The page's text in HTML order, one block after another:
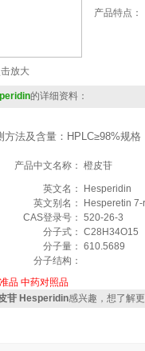
放大
产品特点：
的详细资料：
法及含量：HPLC≥98%规
产品中文名称： 橙皮苷
英文名：
Hesperidin
英文别名：
Hesperetin
CAS登录号： 520-26-3
分子式： C28H34O15
分子量： 610.5689
分子结构：
品 中药对照品
苷 Hesperidin感兴趣，想了解